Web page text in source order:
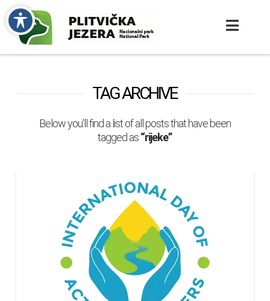
TAG ARCHIVE
Below you'll find a list of all posts that have been
tagged as“rijeke”